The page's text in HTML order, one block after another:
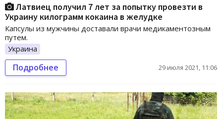
Латвиец получил 7 лет за попытку провезти в
Украину килограмм кокаина в желудке
Капсулы из мужчины доставали врачи медикаментозным
путем.
Украина
Подробнее 29 июля 2021, 11:06